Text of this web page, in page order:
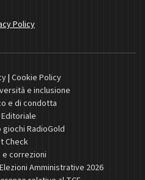
Policy
| Cookie Policy
e inclusione
e di condotta
RadioGold
Check
correzioni
Amministrative 2026